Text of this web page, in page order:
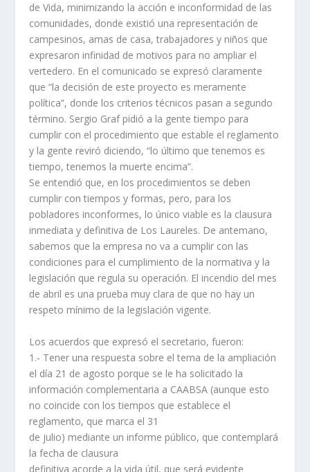
de Vida, minimizando la acción e inconformidad de las
comunidades, donde existió una representación de
campesinos, amas de casa, trabajadores y niños que
expresaron infinidad de motivos para no ampliar el
vertedero. En el comunicado se expresó claramente
que “la decisión de este proyecto es meramente
política”, donde los criterios técnicos pasan a segundo
término. Sergio Graf pidió a la gente tiempo para
cumplir con el procedimiento que estable el reglamento
y la gente reviró diciendo, “lo último que tenemos es
tiempo, tenemos la muerte encima”.
Se entendió que, en los procedimientos se deben
cumplir con tiempos y formas, pero, para los
pobladores inconformes, lo único viable es la clausura
inmediata y definitiva de Los Laureles. De antemano,
sabemos que la empresa no va a cumplir con las
condiciones para el cumplimiento de la normativa y la
legislación que regula su operación. El incendio del mes
de abril es una prueba muy clara de que no hay un
respeto mínimo de la legislación vigente.
Los acuerdos que expresó el secretario, fueron:
1.- Tener una respuesta sobre el tema de la ampliación
el día 21 de agosto porque se le ha solicitado la
información complementaria a CAABSA (aunque esto
no coincide con los tiempos que establece el
reglamento, que marca el 31
de julio) mediante un informe público, que contemplará
la fecha de clausura
definitiva acorde a la vida útil, que será evidente